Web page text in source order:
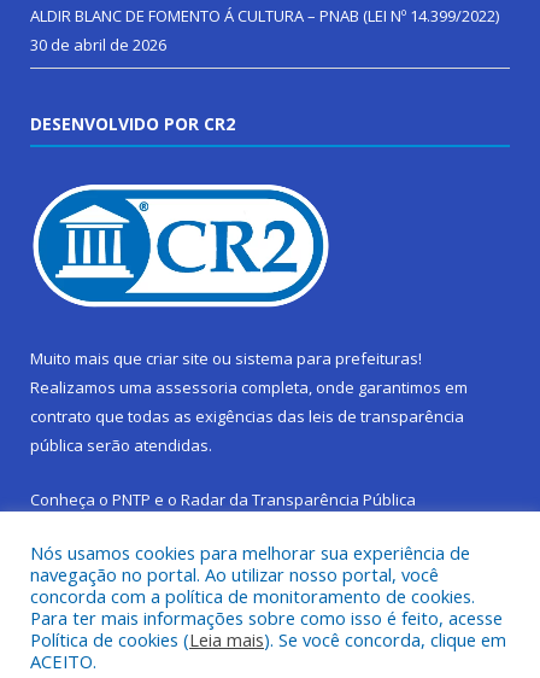
ALDIR BLANC DE FOMENTO Á CULTURA – PNAB (LEI Nº 14.399/2022)
30 de abril de 2026
DESENVOLVIDO POR CR2
Muito mais que criar site ou sistema para prefeituras!
Realizamos uma assessoria completa, onde garantimos em
contrato que todas as exigências das leis de transparência
pública serão atendidas.
Conheça o PNTP e o Radar da Transparência Pública
Todos os direitos reservados a Prefeitura Municipal de São
Sebastião da Boa Vista.
Nós usamos cookies para melhorar sua experiência de
navegação no portal. Ao utilizar nosso portal, você
concorda com a política de monitoramento de cookies.
Para ter mais informações sobre como isso é feito, acesse
Política de cookies (Leia mais). Se você concorda, clique em
ACEITO.